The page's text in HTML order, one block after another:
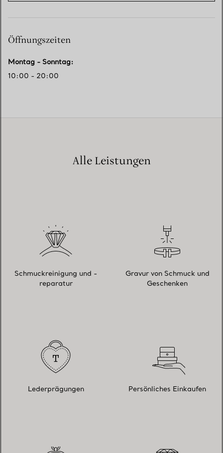
Öffnungszeiten
Montag - Sonntag:
10:00 - 20:00
Alle Leistungen
Schmuckreinigung und -
reparatur
Gravur von Schmuck und
Geschenken
Lederprägungen Persönliches Einkaufen